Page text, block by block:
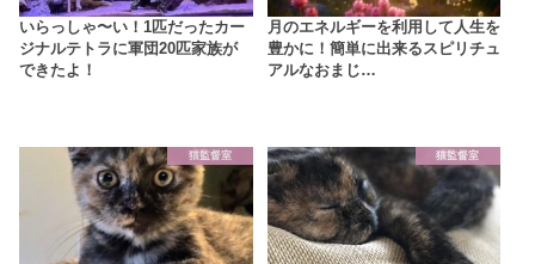
いらっしゃ〜い！1匹だったカー
ジナルテトラに軍団20匹家族が
できたよ！
月のエネルギーを利用して人生を
豊かに！簡単に出来るスピリチュ
アルなおまじ…
猫監督室 猫監督室